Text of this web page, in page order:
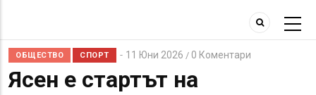
ОБЩЕСТВО СПОРТ 11 Юни 2026 / 0 Коментари
Ясен е стартът на